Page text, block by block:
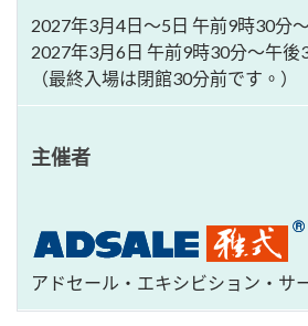
2027年3月4日～5日 午前9時30分
2027年3月6日 午前9時30分～午後
（最終入場は閉館30分前です。）
主催者
アドセール・エキシビション・サ